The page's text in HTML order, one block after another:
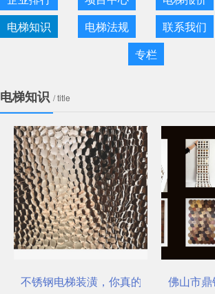
电梯知识
电梯法规 联系我们
专栏
电梯知识 / title
不锈钢电梯装潢，你真的选对了吗？
佛山市鼎